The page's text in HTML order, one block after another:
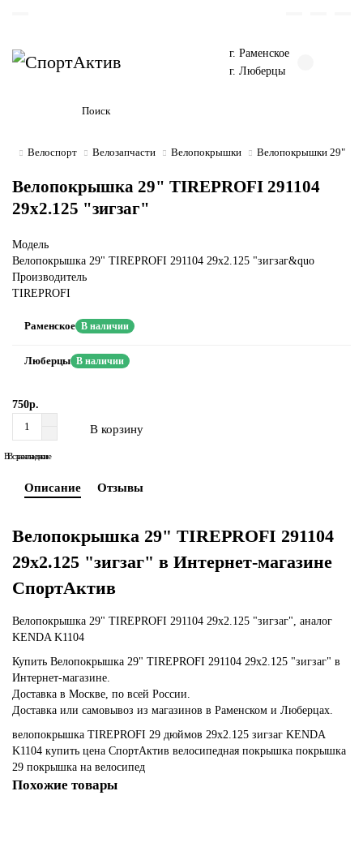
г. Раменское
г. Люберцы
Велоспорт Велозапчасти Велопокрышки Велопокрышки 29"
Велопокрышка 29" TIREPROFI 291104
29x2.125 "зигзаг"
Модель
Велопокрышка 29" TIREPROFI 291104 29x2.125 "зигзаг&quo
Производитель
TIREPROFI
Раменское В наличии
Люберцы В наличии
750р.
В корзину
В закладки
В сравнение
Описание Отзывы
Велопокрышка 29" TIREPROFI 291104
29x2.125 "зигзаг" в Интернет-магазине
СпортАктив
Велопокрышка 29" TIREPROFI 291104 29x2.125 "зигзаг", аналог
KENDA K1104
Купить Велопокрышка 29" TIREPROFI 291104 29x2.125 "зигзаг" в
Интернет-магазине.
Доставка в Москве, по всей России.
Доставка или самовывоз из магазинов в Раменском и Люберцах.
велопокрышка TIREPROFI 29 дюймов 29x2.125 зигзаг KENDA
K1104 купить цена СпортАктив велосипедная покрышка покрышка
29 покрышка на велосипед
Похожие товары